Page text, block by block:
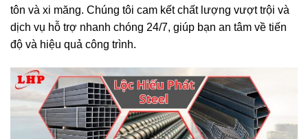
tôn và xi măng. Chúng tôi cam kết chất lượng vượt trội và
dịch vụ hỗ trợ nhanh chóng 24/7, giúp bạn an tâm về tiến
độ và hiệu quả công trình.